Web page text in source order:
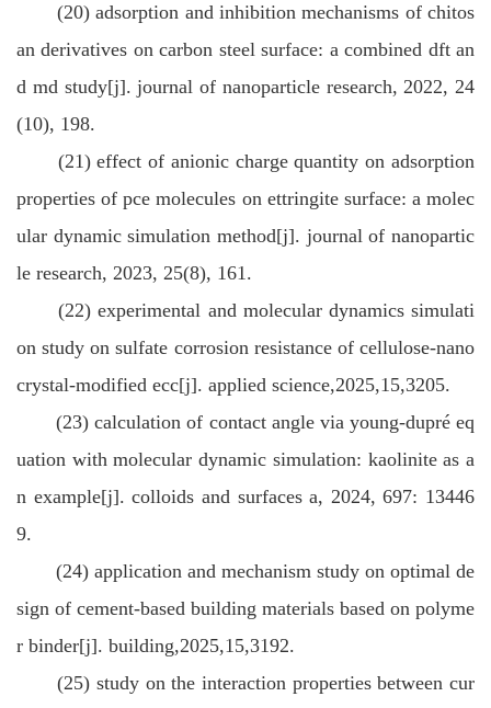
(20) adsorption and inhibition mechanisms of chitos
an derivatives on carbon steel surface: a combined dft an
d md study[j]. journal of nanoparticle research, 2022, 24
(10), 198.
(21) effect of anionic charge quantity on adsorption
properties of pce molecules on ettringite surface: a molec
ular dynamic simulation method[j]. journal of nanopartic
le research, 2023, 25(8), 161.
(22) experimental and molecular dynamics simulati
on study on sulfate corrosion resistance of cellulose-nano
crystal-modified ecc[j]. applied science,2025,15,3205.
(23) calculation of contact angle via young-dupré eq
uation with molecular dynamic simulation: kaolinite as a
n example[j]. colloids and surfaces a, 2024, 697: 13446
9.
(24) application and mechanism study on optimal de
sign of cement-based building materials based on polyme
r binder[j]. building,2025,15,3192.
(25) study on the interaction properties between cur